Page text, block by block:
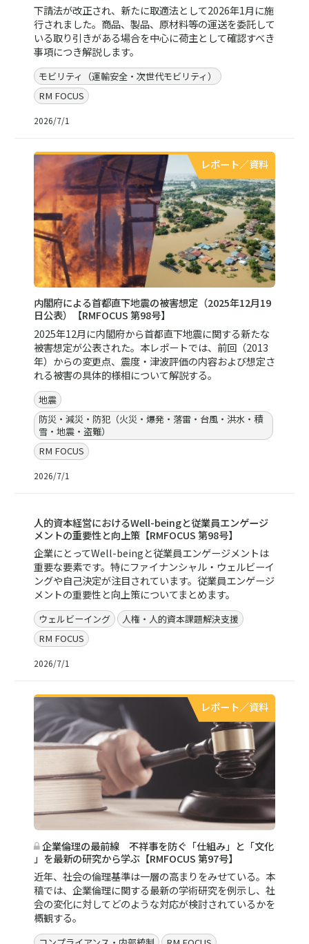
下請法が改正され、新たに取適法として2026年1月に施
行されました。商品、製品、原材料等の運送を委託して
いる取り引きがある場合を中心に荷主として確認すべき
事項につき解説します。
モビリティ（運輸安全・次世代モビリティ）
RM FOCUS
2026/7/1
レポート／資料
内閣府による首都直下地震の被害想定（2025年12月19
日公表）【RMFOCUS 第98号】
2025年12月に内閣府から首都直下地震に関する新たな
被害想定が公表された。本レポートでは、前回（2013
年）からの変更点、震度・津波評価の内容および想定さ
れる被害の具体的様相について解説する。
地震
防災・減災・防犯（火災・爆発・落雷・台風・洪水・積
雪・地震・盗難）
RM FOCUS
2026/7/1
レポート／資料
人的資本経営におけるWell-beingと従業員エンゲージ
メントの重要性と向上策【RMFOCUS 第98号】
企業にとってWell-beingと従業員エンゲージメントは
重要な要素です。特にファイナンシャル・ウェルビーイ
ングや自己決定が注目されています。従業員エンゲージ
メントの重要性と向上策についてまとめます。
ウェルビーイング
人権・人的資本課題解決支援
RM FOCUS
2026/7/1
レポート／資料
企業倫理の最前線 不祥事を防ぐ「仕組み」と「文化
」を最新の研究から学ぶ【RMFOCUS 第97号】
近年、社会の倫理基準は一層の高まりをみせている。本
稿では、企業倫理に関する最新の学術研究を例示し、社
会の変化に対してどのような対応が検討されているかを
概観する。